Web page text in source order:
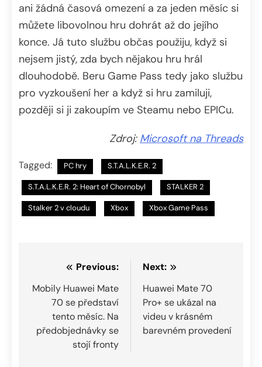
ani žádná časová omezení a za jeden měsíc si
můžete libovolnou hru dohrát až do jejího
konce. Já tuto službu občas použiju, když si
nejsem jistý, zda bych nějakou hru hrál
dlouhodobě. Beru Game Pass tedy jako službu
pro vyzkoušení her a když si hru zamiluji,
později si ji zakoupím ve Steamu nebo EPICu.
Zdroj: Microsoft na Threads
Tagged: PC hry S.T.A.L.K.E.R. 2
S.T.A.L.K.E.R. 2: Heart of Chornobyl STALKER 2
Stalker 2 v cloudu Xbox Xbox Game Pass
Navigace
pro
příspěvek
Previous:
Mobily Huawei Mate
70 se představí
tento měsíc. Na
předobjednávky se
stojí fronty
Next:
Huawei Mate 70
Pro+ se ukázal na
videu v krásném
barevném provedení